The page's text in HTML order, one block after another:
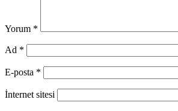
Yorum *
Ad *
E-posta *
İnternet sitesi